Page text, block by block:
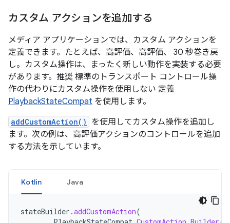
カスタム アクションを追加する
メディア アプリケーションでは、カスタム アクションを
定義できます。たとえば、高評価、高評価、 30 秒巻き戻
し。カスタム操作は、まったく新しい動作を実装する必要
があります。推奨 標準のトランスポート コントロール操
作の代わりにカスタム操作を使用しない 定義
PlaybackStateCompat を使用します。
addCustomAction()
を使用してカスタム操作を追加し
ます。次の例は、高評価アクションのコントロールを追加
する方法を示しています。
Kotlin Java
stateBuilder .addCustomAction(